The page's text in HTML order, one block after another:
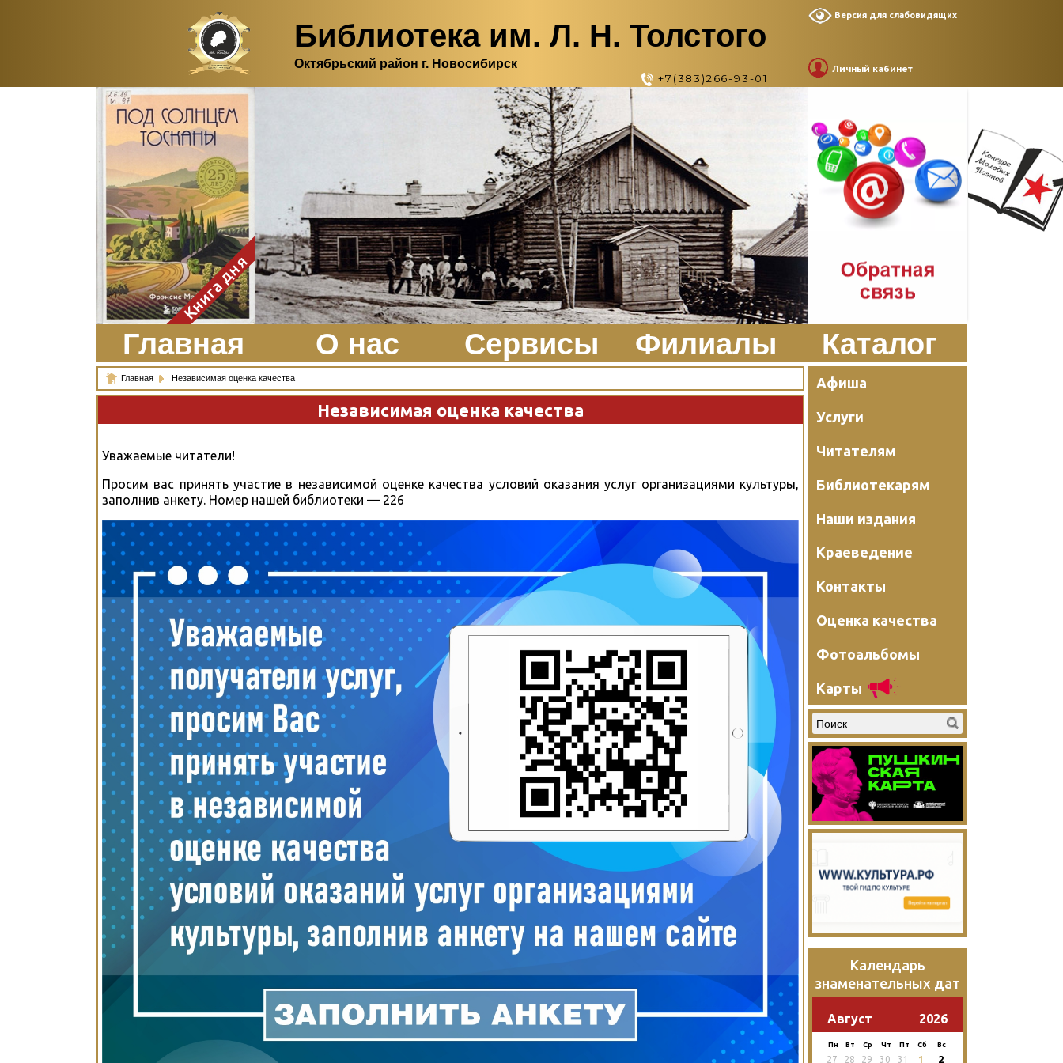
Библиотека им. Л. Н. Толстого
Октябрьский район г. Новосибирск
+7(383)266-93-01
Версия для слабовидящих
Личный кабинет
Здесь, в своем
итальянском доме, я вновь
испытала первичную
радость единения с
природой. Дом открыт
для бабочек, стрекоз, пчёл
или всех, кто пожелает
влететь в одно окно и
вылететь из другого. Едим
мы почти всегда во
дворе. Во мне настолько
возродился здравый
смысл моей матери -
умение наслаждаться
настоящим и не спешить, -
что даже нашлось время
отполировать до блеска
оконное стекло.
ЗаказатьКнига дня
Главная О нас Сервисы Филиалы Каталог
Главная Независимая оценка качества
Независимая оценка качества
Уважаемые читатели!
Просим вас принять участие в независимой оценке качества условий оказания услуг организациями культуры,
заполнив анкету. Номер нашей библиотеки — 226
Афиша
Услуги
Читателям
Библиотекарям
Наши издания
Краеведение
Контакты
Оценка качества
Фотоальбомы
Карты
Календарь
знаменательных дат
Август 2026
Пн Вт Ср Чт Пт Сб Вс
27 28 29 30 31 1 2